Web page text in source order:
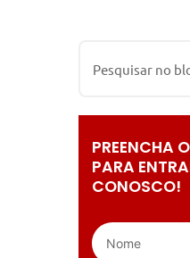
PREENCHA
PARA
CONOSCO!